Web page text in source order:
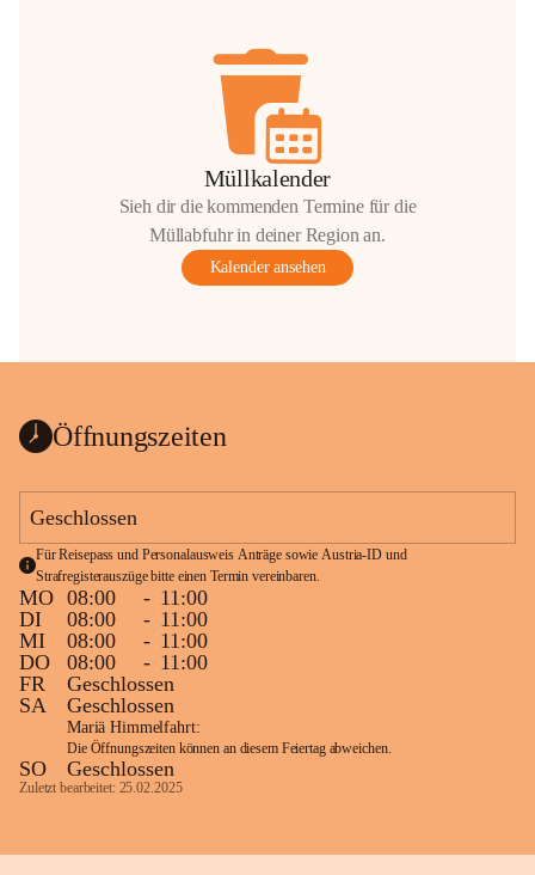
Müllkalender
Sieh dir die kommenden Termine für die
Müllabfuhr in deiner Region an.
Kalender ansehen
Öffnungszeiten
Geschlossen
Für Reisepass und Personalausweis Anträge sowie Austria-ID und
Strafregisterauszüge bitte einen Termin vereinbaren.
MO 08:00 - 11:00
DI
08:00 - 11:00
MI
08:00 - 11:00
DO
08:00 - 11:00
FR
Geschlossen
SA
Geschlossen
Mariä Himmelfahrt:
Die Öffnungszeiten können an diesem Feiertag abweichen.
SO Geschlossen
Zuletzt bearbeitet: 25.02.2025